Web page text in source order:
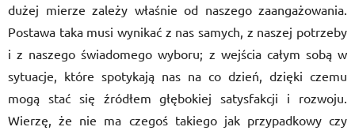
dużej mierze zależy właśnie od naszego zaangażowania.
Postawa taka musi wynikać z nas samych, z naszej potrzeby
i z naszego świadomego wyboru; z wejścia całym sobą w
sytuacje, które spotykają nas na co dzień, dzięki czemu
mogą stać się źródłem głębokiej satysfakcji i rozwoju.
Wierzę, że nie ma czegoś takiego jak przypadkowy czy